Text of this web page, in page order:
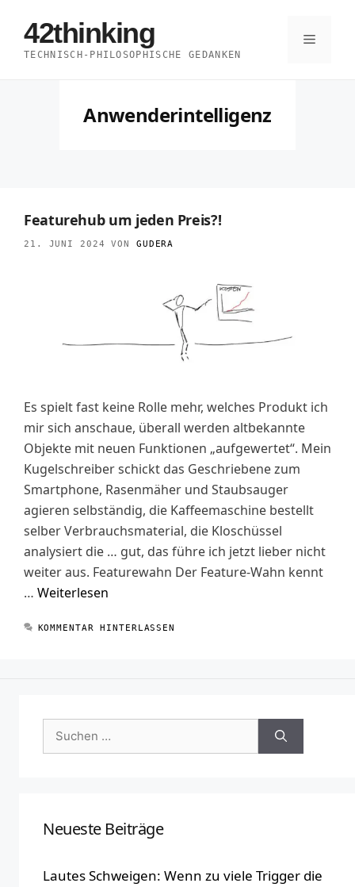
Inhalt
springen
42thinking
TECHNISCH-PHILOSOPHISCHE GEDANKEN
Menü
Anwenderintelligenz
Featurehub um jeden Preis?!
21. JUNI 2024 VON GUDERA
Es spielt fast keine Rolle mehr, welches Produkt ich
mir sich anschaue, überall werden altbekannte
Objekte mit neuen Funktionen „aufgewertet“. Mein
Kugelschreiber schickt das Geschriebene zum
Smartphone, Rasenmäher und Staubsauger
agieren selbständig, die Kaffeemaschine bestellt
selber Verbrauchsmaterial, die Kloschüssel
analysiert die … gut, das führe ich jetzt lieber nicht
weiter aus. Featurewahn Der Feature-Wahn kennt
… Weiterlesen
KOMMENTAR HINTERLASSEN
Suchen
nach:
Neueste Beiträge
Lautes Schweigen: Wenn zu viele Trigger die